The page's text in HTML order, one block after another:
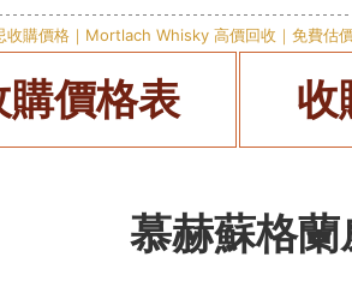
購價格表 收
慕赫蘇格